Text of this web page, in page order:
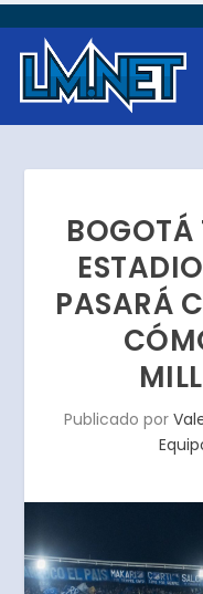
BOGOTÁ
PASARÁ
Publicado por